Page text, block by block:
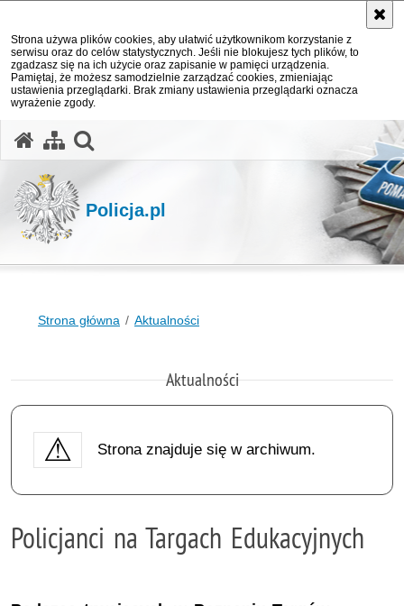
Strona używa plików cookies, aby ułatwić użytkownikom korzystanie z
serwisu oraz do celów statystycznych. Jeśli nie blokujesz tych plików, to
zgadzasz się na ich użycie oraz zapisanie w pamięci urządzenia.
Pamiętaj, że możesz samodzielnie zarządzać cookies, zmieniając
ustawienia przeglądarki. Brak zmiany ustawienia przeglądarki oznacza
wyrażenie zgody.
Policja.pl
Strona główna Aktualności
Aktualności
Strona znajduje się w archiwum.
Policjanci na Targach Edukacyjnych